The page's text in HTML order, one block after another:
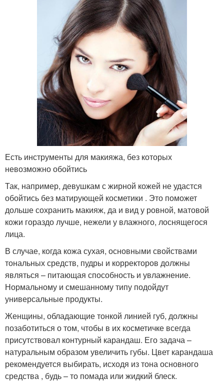
Есть инструменты для макияжа, без которых
невозможно обойтись
Так, например, девушкам с жирной кожей не удастся
обойтись без матирующей косметики . Это поможет
дольше сохранить макияж, да и вид у ровной, матовой
кожи гораздо лучше, нежели у влажного, лоснящегося
лица.
В случае, когда кожа сухая, основными свойствами
тональных средств, пудры и корректоров должны
являться – питающая способность и увлажнение.
Нормальному и смешанному типу подойдут
универсальные продукты.
Женщины, обладающие тонкой линией губ, должны
позаботиться о том, чтобы в их косметичке всегда
присутствовал контурный карандаш. Его задача –
натуральным образом увеличить губы. Цвет карандаша
рекомендуется выбирать, исходя из тона основного
средства , будь – то помада или жидкий блеск.